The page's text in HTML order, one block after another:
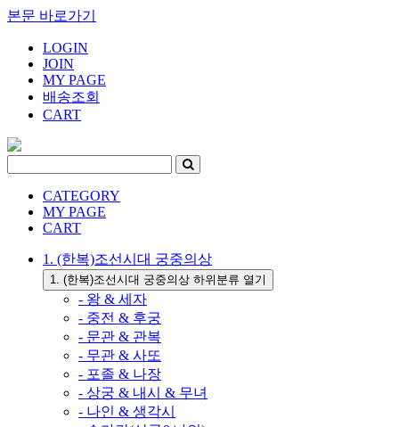
본문 바로가기
LOGIN
JOIN
MY PAGE
배송조회
CART
CATEGORY
MY PAGE
CART
1. (한복)조선시대 궁중의상
1. (한복)조선시대 궁중의상 하위분류 열기
- 왕 & 세자
- 중전 & 후궁
- 문관 & 관복
- 무관 & 사또
- 포졸 & 나장
- 상궁 & 내시 & 무녀
- 나인 & 생각시